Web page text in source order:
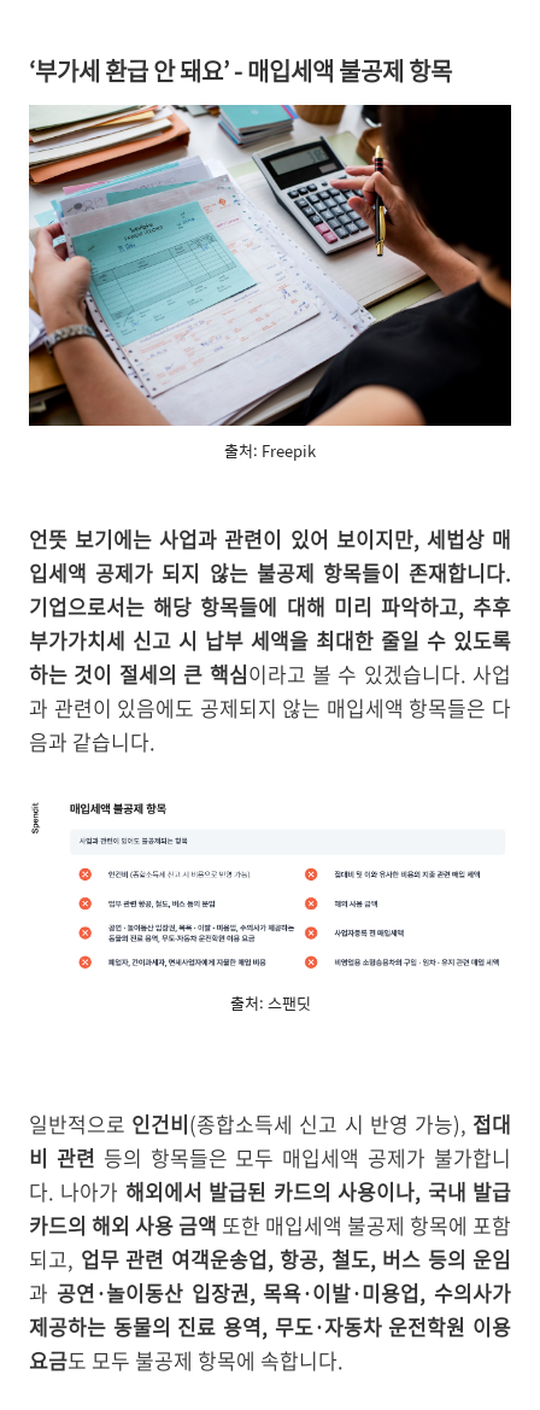
‘부가세 환급 안 돼요’ - 매입세액 불공제 항목
출처: Freepik
언뜻 보기에는 사업과 관련이 있어 보이지만, 세법상 매
입세액 공제가 되지 않는 불공제 항목들이 존재합니다.
기업으로서는 해당 항목들에 대해 미리 파악하고, 추후
부가가치세 신고 시 납부 세액을 최대한 줄일 수 있도록
하는 것이 절세의 큰 핵심이라고 볼 수 있겠습니다. 사업
과 관련이 있음에도 공제되지 않는 매입세액 항목들은 다
음과 같습니다.
출처: 스팬딧
일반적으로 인건비(종합소득세 신고 시 반영 가능), 접대
비 관련 등의 항목들은 모두 매입세액 공제가 불가합니
다. 나아가 해외에서 발급된 카드의 사용이나, 국내 발급
카드의 해외 사용 금액 또한 매입세액 불공제 항목에 포함
되고, 업무 관련 여객운송업, 항공, 철도, 버스 등의 운임
과 공연·놀이동산 입장권, 목욕·이발·미용업, 수의사가
제공하는 동물의 진료 용역, 무도·자동차 운전학원 이용
요금도 모두 불공제 항목에 속합니다.